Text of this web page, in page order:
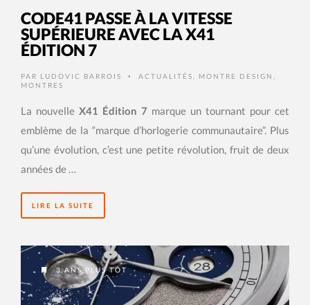
CODE41 PASSE À LA VITESSE
SUPÉRIEURE AVEC LA X41
ÉDITION 7
PAR LUDOVIC BARROIS • ACTUALITÉS MONTRE DESIGN
MONTRES
La nouvelle X41 Édition 7 marque un tournant pour cet
emblème de la “marque d’horlogerie communautaire”. Plus
qu’une évolution, c’est une petite révolution, fruit de deux
années de …
LIRE LA SUITE
3 ANS PLUS TÔT